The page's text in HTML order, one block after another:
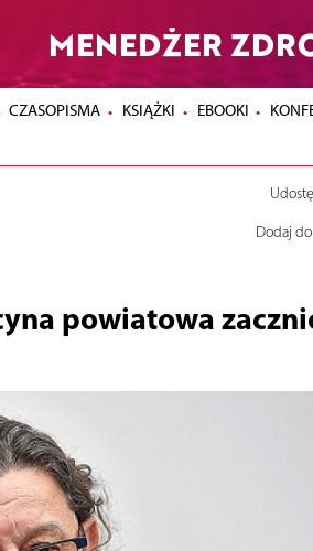
MENEDŻER
CZASOPISMA KSIĄŻKI EBOOKI
Dodaj
powiatowa